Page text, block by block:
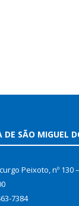
DE SÃO MIGUEL
Peixoto, nº 130
7384